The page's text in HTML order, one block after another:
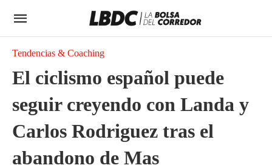
Tendencias & Coaching
El ciclismo español puede
seguir creyendo con Landa y
Carlos Rodriguez tras el
abandono de Mas